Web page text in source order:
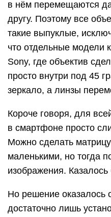
в нём перемещаются
другу. Поэтому все
такие выпуклые,
что отдельные модели
Sony, где объектив
просто внутри под 45
зеркало, а линзы
Короче говоря, для
в смартфоне просто
Можно сделать
маленькими, но тогда
изображения.
Но решение оказалось
достаточно лишь